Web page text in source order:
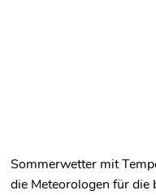
Sommerwetter mit
die Meteorologen für die